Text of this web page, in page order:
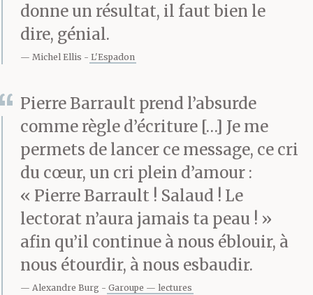
donne un résultat, il faut bien le
dire, génial.
Michel Ellis L'Espadon
Pierre Barrault prend l’absurde
comme règle d’écriture […] Je me
permets de lancer ce message, ce cri
du cœur, un cri plein d’amour :
« Pierre Barrault ! Salaud ! Le
lectorat n’aura jamais ta peau ! »
afin qu’il continue à nous éblouir, à
nous étourdir, à nous esbaudir.
Alexandre Burg Garoupe — lectures